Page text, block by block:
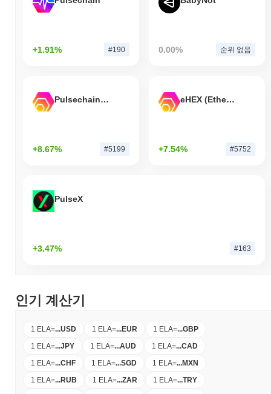
+1.91% #190 0.00% 순위 없음
Pulsechain Bridged HEX (Pulsechain)
+8.67% #5199
eHEX (Ethereum)
+7.54% #5752
PulseX
+3.47% #163
인기 계산기
1 ELA=...USD 1 ELA=...EUR 1 ELA=...GBP
1 ELA=...JPY 1 ELA=...AUD 1 ELA=...CAD
1 ELA=...CHF 1 ELA=...SGD 1 ELA=...MXN
1 ELA=...RUB 1 ELA=...ZAR 1 ELA=...TRY